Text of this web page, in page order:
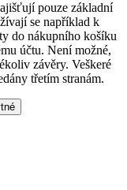
pouze základní
se například k
do nákupního košíku
účtu. Není možné,
závěry. Veškeré
třetím stranám.